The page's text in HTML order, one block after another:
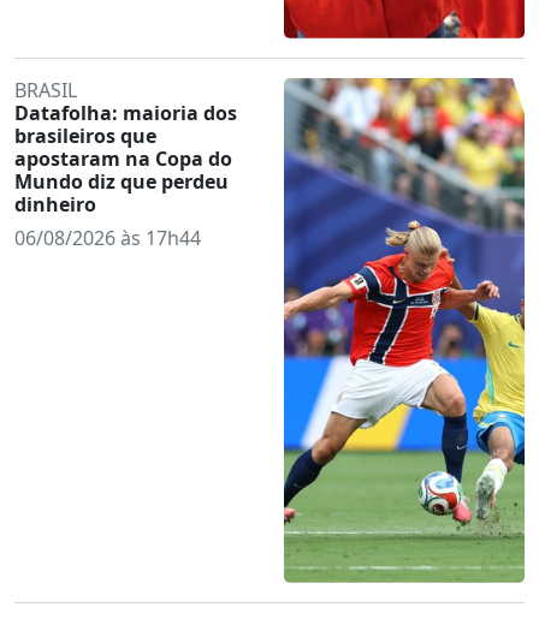
BRASIL
Datafolha: maioria dos
brasileiros que
apostaram na Copa do
Mundo diz que perdeu
dinheiro
06/08/2026 às 17h44